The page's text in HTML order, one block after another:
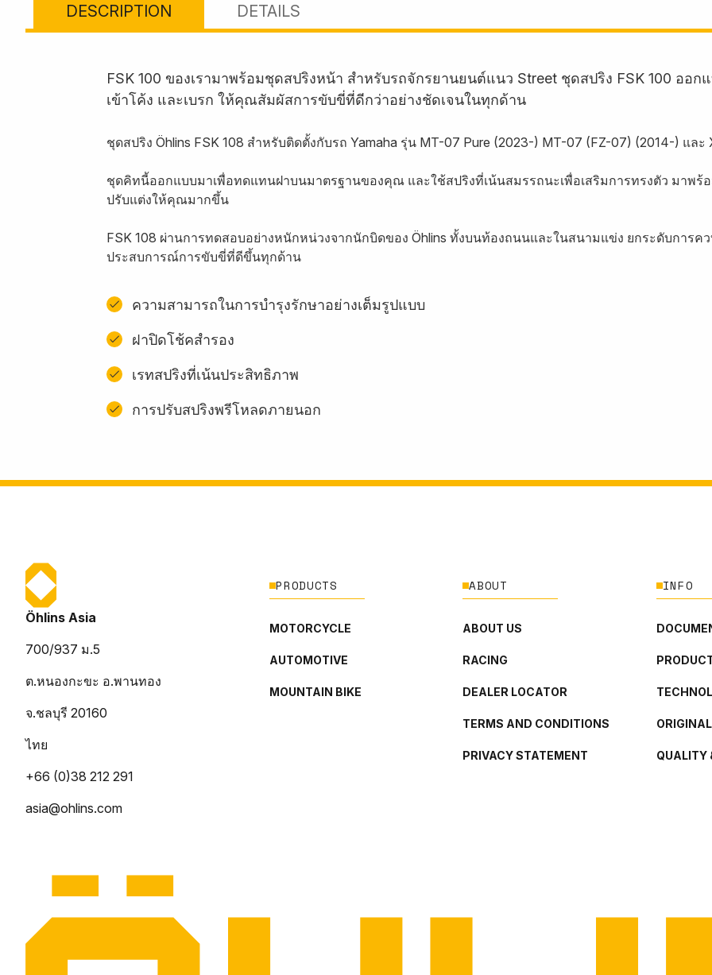
DESCRIPTION DETAILS
FSK 100 ของเรามาพร้อมชุดสปริงหน้า สำหรับรถจักรยานยนต์แนว Street ชุดสปริง FSK 100 ออ
เข้าโค้ง และเบรก ให้คุณสัมผัสการขับขี่ที่ดีกว่าอย่างชัดเจนในทุกด้าน
ชุดสปริง Öhlins FSK 108 สำหรับติดตั้งกับรถ Yamaha รุ่น MT-07 Pure (2023-) MT-07 (FZ-07) (2014-) และ
ชุดคิทนี้ออกแบบมาเพื่อทดแทนฝาบนมาตรฐานของคุณ และใช้สปริงที่เน้นสมรรถนะเพื่อเสริมการทรงตัว มาพร้
ปรับแต่งให้คุณมากขึ้น
FSK 108 ผ่านการทดสอบอย่างหนักหน่วงจากนักบิดของ Öhlins ทั้งบนท้องถนนและในสนามแข่ง ยกระดับการคว
ประสบการณ์การขับขี่ที่ดีขึ้นทุกด้าน
ความสามารถในการบำรุงรักษาอย่างเต็มรูปแบบ
ฝาปิดโช้คสำรอง
เรทสปริงที่เน้นประสิทธิภาพ
การปรับสปริงพรีโหลดภายนอก
Öhlins Asia
700/937 ม.5
ต.หนองกะขะ อ.พานทอง
จ.ชลบุรี 20160
ไทย
+66 (0)38 212 291
asia@ohlins.com
PRODUCTS
MOTORCYCLE
AUTOMOTIVE
MOUNTAIN BIKE
ABOUT
ABOUT US
RACING
DEALER LOCATOR
TERMS AND CONDITIONS
PRIVACY STATEMENT
INFO
QUALITY